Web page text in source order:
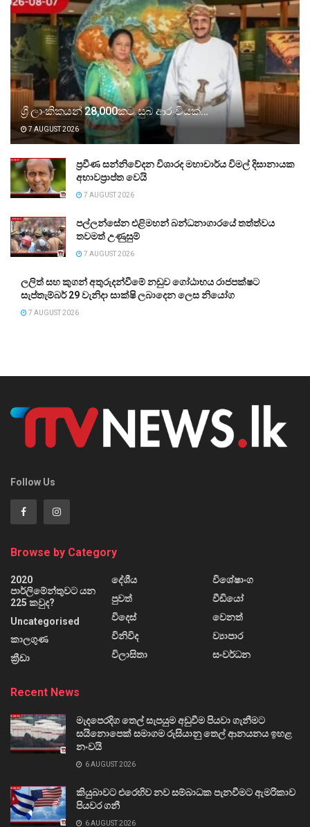
ශ්‍රී ලාංකිකයන් 28,000කට සුබ ආරංචියක්…
7 AUGUST 2026
ප්‍රවීණ සන්නිවේදන විශාරද මහාචාර්ය විමල් දිසානායක
අභාවප්‍රාප්ත වෙයි
7 AUGUST 2026
පල්ලන්සේන එළිමහන් බන්ධනාගාරයේ තත්ත්වය
තවමත් උණුසුම්
7 AUGUST 2026
ලලිත් සහ කුගන් අතුරුදන්වීමේ නඩුව ගෝඨාභය රාජපක්ෂට
සැප්තැම්බර් 29 වැනිදා සාක්ෂි ලබාදෙන ලෙස නියෝග
7 AUGUST 2026
Follow Us
Browse by Category
2020
පාර්ලිමේන්තුවට යන
225 කවුද?
Uncategorised
කාලගුණ
ක්‍රීඩා
දේශීය
පුවත්
විදෙස්
විනිවිද
විලාසිතා
විශේෂාංග
වීඩියෝ
වෙනත්
ව්‍යාපාර
සංවර්ධන
Recent News
මැදපෙරදිග තෙල් සැපයුම අඩුවීම පියවා ගැනීමට
සයිනොපෙක් සමාගම රුසියානු තෙල් ආනයනය ඉහළ
නංවයි
6 AUGUST 2026
කියුබාවට එරෙහිව නව සම්බාධක පැනවීමට ඇමරිකාව
පියවර ගනී
6 AUGUST 2026